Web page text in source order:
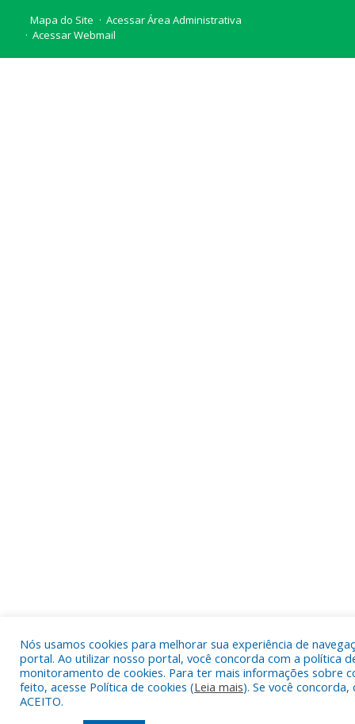
Mapa do Site
Acessar Área Administrativa
Acessar Webmail
Nós usamos cookies para melhorar sua experiência de
portal. Ao utilizar nosso portal, você concorda com a política
monitoramento de cookies. Para ter mais informações sobre
feito, acesse Política de cookies (Leia mais). Se você concorda,
ACEITO.